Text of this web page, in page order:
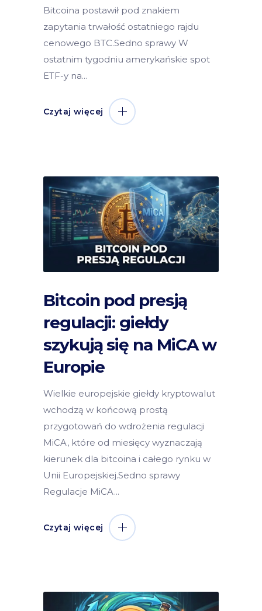
Bitcoina postawił pod znakiem
zapytania trwałość ostatniego rajdu
cenowego BTC.Sedno sprawy W
ostatnim tygodniu amerykańskie spot
ETF-y na
Czytaj więcej
Bitcoin pod presją
regulacji: giełdy
szykują się na MiCA w
Europie
Wielkie europejskie giełdy kryptowalut
wchodzą w końcową prostą
przygotowań do wdrożenia regulacji
MiCA, które od miesięcy wyznaczają
kierunek dla bitcoina i całego rynku w
Unii Europejskiej.Sedno sprawy
Regulacje MiCA
Czytaj więcej